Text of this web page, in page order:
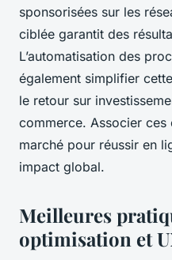
sponsorisées sur les
ciblée garantit des
L’automatisation des
également simplifier
le retour sur
commerce. Associer
marché pour réussir en
impact global.
Meilleures
optimisation et